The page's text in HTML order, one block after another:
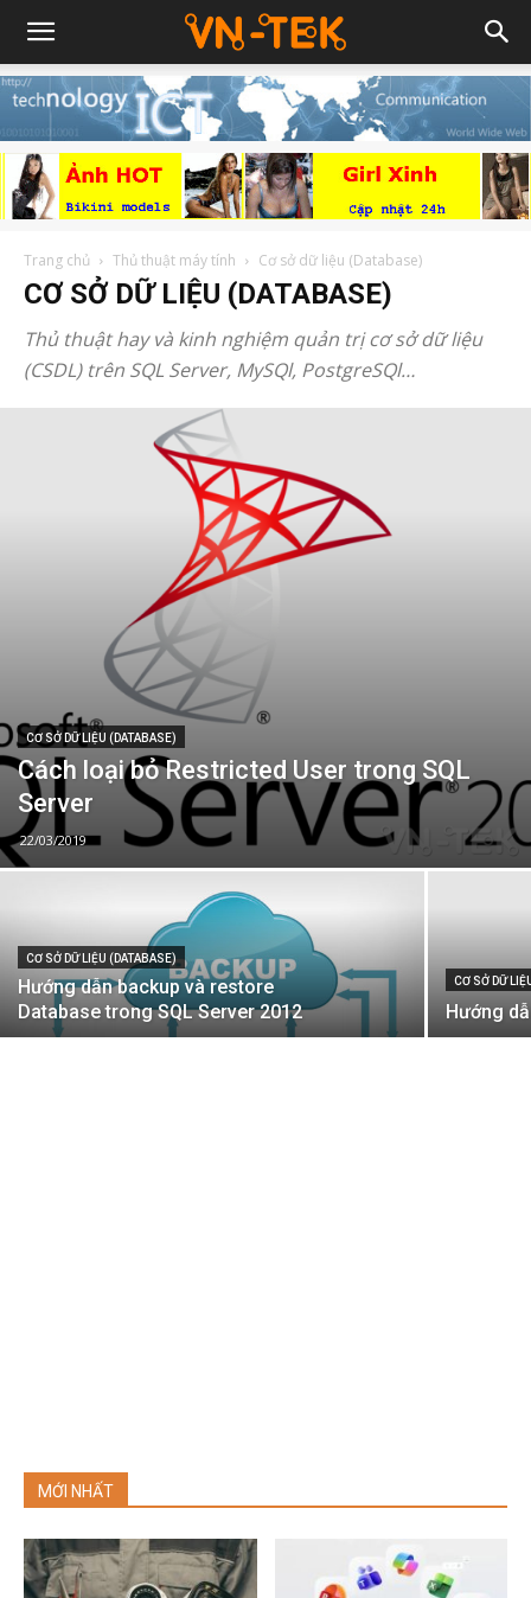
Trang chủ Thủ thuật máy tính Cơ sở dữ liệu (Database)
CƠ SỞ DỮ LIỆU (DATABASE)
Thủ thuật hay và kinh nghiệm quản trị cơ sở dữ liệu
(CSDL) trên SQL Server, MySQl, PostgreSQl…
CƠ SỞ DỮ LIỆU (DATABASE)
Cách loại bỏ Restricted User trong SQL
Server
22/03/2019
CƠ SỞ DỮ LIỆU (DATABASE)
Hướng dẫn backup và restore
Database trong SQL Server 2012
CƠ SỞ DỮ
Hướng
MỚI NHẤT